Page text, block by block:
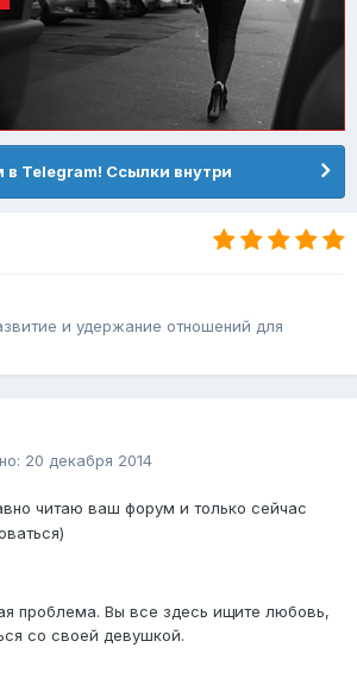
в Telegram! Ссылки внутри
и удержание отношений для
20 декабря 2014
читаю ваш форум и только сейчас
проблема. Вы все здесь ищите любовь,
со своей девушкой.